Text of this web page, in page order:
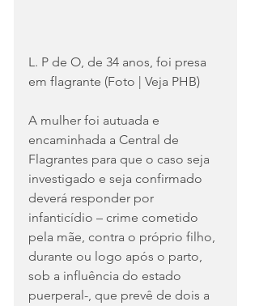
L. P de O, de 34 anos, foi presa
em flagrante (Foto | Veja PHB)
A mulher foi autuada e
encaminhada a Central de
Flagrantes para que o caso seja
investigado e seja confirmado
deverá responder por
infanticídio – crime cometido
pela mãe, contra o próprio filho,
durante ou logo após o parto,
sob a influência do estado
puerperal-, que prevê de dois a